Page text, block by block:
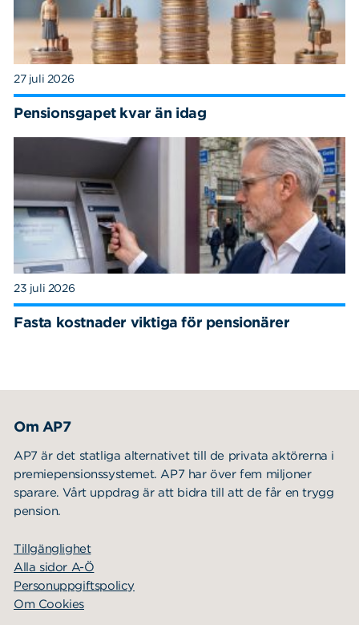
27 juli 2026
Pensionsgapet kvar än idag
23 juli 2026
Fasta kostnader viktiga för pensionärer
Om AP7
AP7 är det statliga alternativet till de privata aktörerna i
premiepensionssystemet. AP7 har över fem miljoner
sparare. Vårt uppdrag är att bidra till att de får en trygg
pension.
Tillgänglighet
Alla sidor A-Ö
Personuppgiftspolicy
Om Cookies